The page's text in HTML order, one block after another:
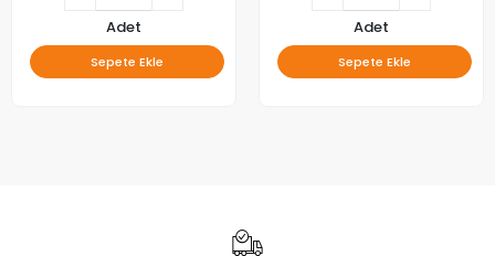
Adet
Sepete Ekle
Adet
Sepete Ekle